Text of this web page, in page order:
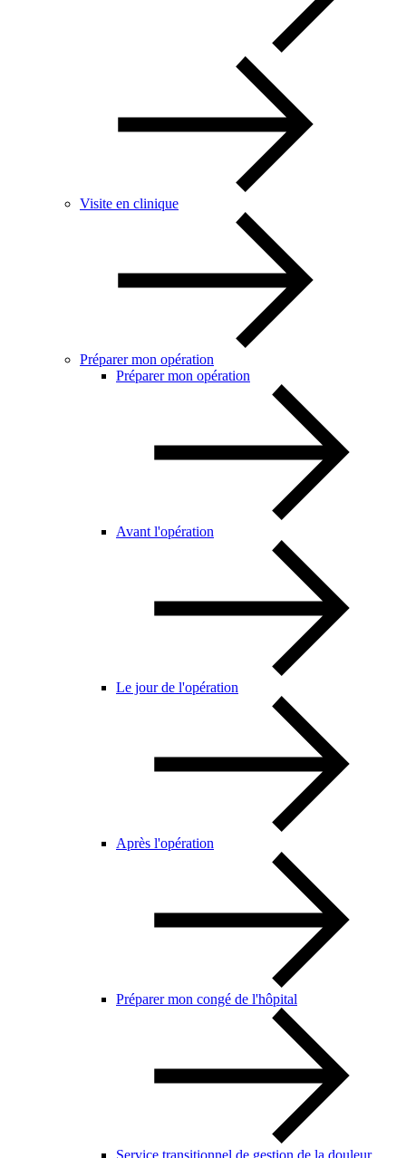
Visite en clinique
Préparer mon opération
Préparer mon opération
Avant l'opération
Le jour de l'opération
Après l'opération
Préparer mon congé de l'hôpital